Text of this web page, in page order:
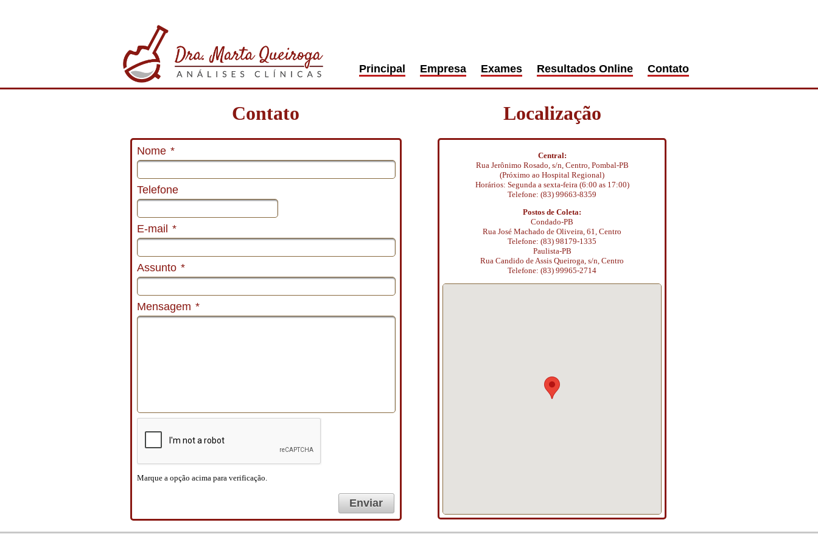
Principal Empresa Exames Resultados Online Contato
Contato
Nome *
Telefone
E-mail *
Assunto *
Mensagem *
Marque a opção acima para verificação.
Enviar
Localização
Central:
Rua Jerônimo Rosado, s/n, Centro, Pombal-PB
(Próximo ao Hospital Regional)
Horários: Segunda a sexta-feira (6:00 as 17:00)
Telefone: (83) 99663-8359
Postos de Coleta:
Condado-PB
Rua José Machado de Oliveira, 61, Centro
Telefone: (83) 98179-1335
Paulista-PB
Rua Candido de Assis Queiroga, s/n, Centro
Telefone: (83) 99965-2714